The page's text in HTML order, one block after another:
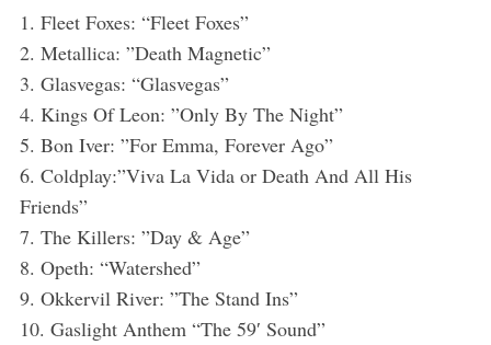
1. Fleet Foxes: “Fleet Foxes”
2. Metallica: ”Death Magnetic”
3. Glasvegas: “Glasvegas”
4. Kings Of Leon: ”Only By The Night”
5. Bon Iver: ”For Emma, Forever Ago”
6. Coldplay:”Viva La Vida or Death And All His
Friends”
7. The Killers: ”Day & Age”
8. Opeth: “Watershed”
9. Okkervil River: ”The Stand Ins”
10. Gaslight Anthem “The 59′ Sound”